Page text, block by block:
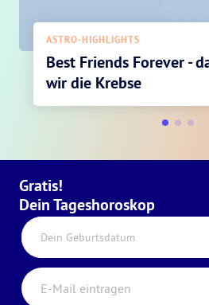
ASTRO-HIGHLIGHTS
Best Friends Forever -
wir die Krebse
Gratis!
Dein Tageshoroskop
Dein Geburtsdatum